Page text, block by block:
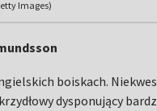
Images)
boiskach.
dysponujący